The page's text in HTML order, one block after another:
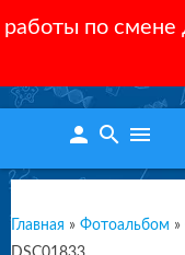
работы по смене
person search menu
Главная » Фотоальбом »